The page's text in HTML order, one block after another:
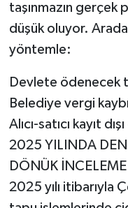
taşınmazın gerçek
düşük oluyor.
yöntemle:
Devlete ödenecek
Belediye vergi
Alıcı-satıcı kayıt
2025 YILINDA
DÖNÜK İNCELEME
2025 yılı itibarıyla